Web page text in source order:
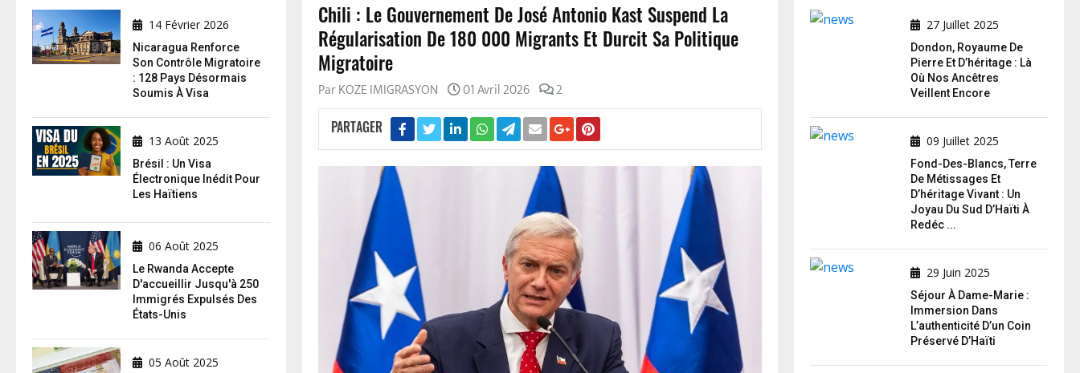
Chili : Le Gouvernement De José Antonio Kast Suspend La
Régularisation De 180 000 Migrants Et Durcit Sa Politique
Migratoire
Par KOZE IMIGRASYON 01 Avril 2026 2
PARTAGER
14 Février 2026
Nicaragua Renforce
Son Contrôle Migratoire
: 128 Pays Désormais
Soumis À Visa
13 Août 2025
Brésil : Un Visa
Électronique Inédit Pour
Les Haïtiens
06 Août 2025
Le Rwanda Accepte
D'accueillir Jusqu'à 250
Immigrés Expulsés Des
États-Unis
05 Août 2025
27 Juillet 2025
Dondon, Royaume De
Pierre Et D’héritage : Là
Où Nos Ancêtres
Veillent Encore
09 Juillet 2025
Fond-Des-Blancs, Terre
De Métissages Et
D’héritage Vivant : Un
Joyau Du Sud D’Haïti À
Redéc ...
29 Juin 2025
Séjour À Dame-Marie :
Immersion Dans
L’authenticité D’un Coin
Préservé D’Haïti